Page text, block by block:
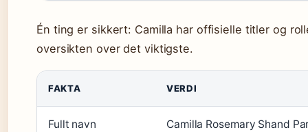
Én ting er sikkert: Camilla har offisielle titler og
oversikten over det viktigste.
FAKTA VERDI
Fullt navn Camilla Rosemary Shand